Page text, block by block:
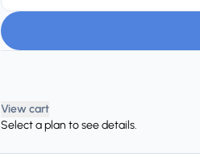
View cart
Select a plan to see details.